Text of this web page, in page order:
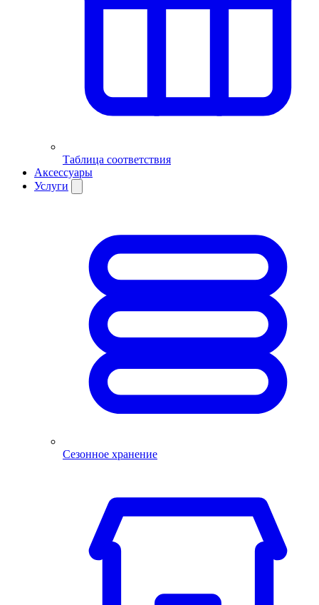
Таблица соответствия
Аксессуары
Услуги
Сезонное хранение